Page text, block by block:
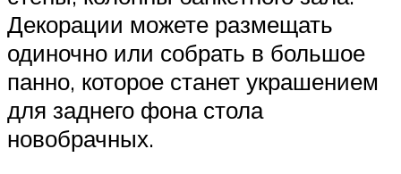
Декорации можете размещать
одиночно или собрать в большое
панно, которое станет украшением
для заднего фона стола
новобрачных.